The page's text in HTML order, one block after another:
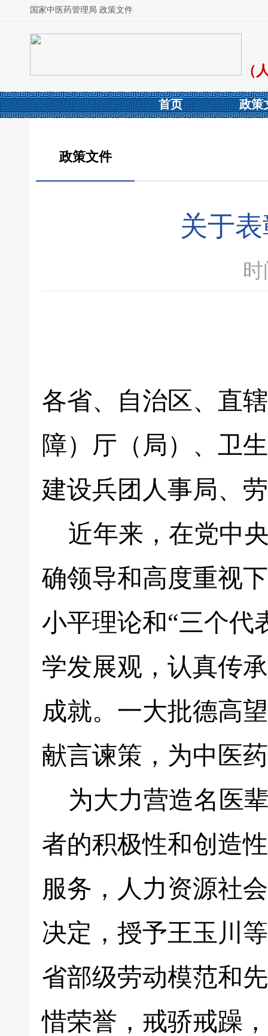
国家中医药管理局 政策文件
（
首页 政策
政策文件
关于
各省、自治区、直
障）厅（局）、卫
建设兵团人事局、
近年来，在党中
确领导和高度重视
小平理论和“三个代
学发展观，认真传
成就。一大批德高
献言谏策，为中医
为大力营造名医
者的积极性和创造
服务，人力资源社
决定，授予王玉川
省部级劳动模范和
惜荣誉，戒骄戒躁